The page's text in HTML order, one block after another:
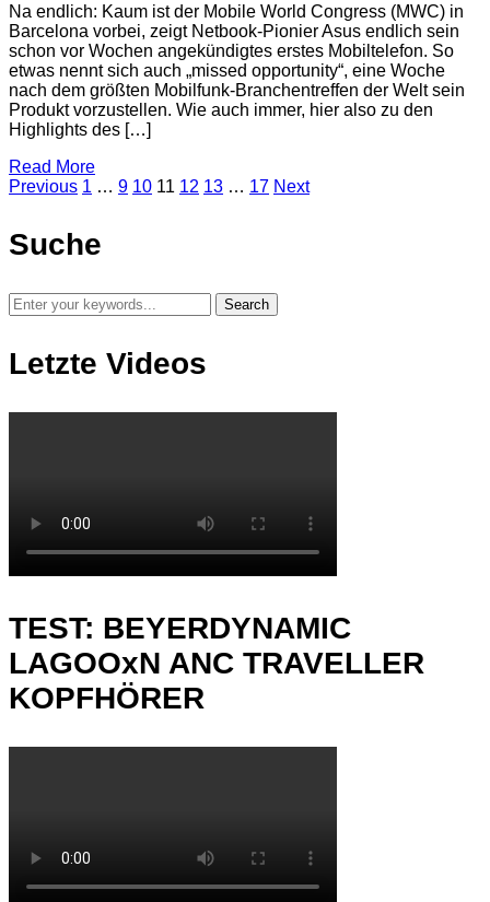
Na endlich: Kaum ist der Mobile World Congress (MWC) in
Barcelona vorbei, zeigt Netbook-Pionier Asus endlich sein
schon vor Wochen angekündigtes erstes Mobiltelefon. So
etwas nennt sich auch „missed opportunity“, eine Woche
nach dem größten Mobilfunk-Branchentreffen der Welt sein
Produkt vorzustellen. Wie auch immer, hier also zu den
Highlights des […]
Read More
Previous 1 … 9 10 11 12 13 … 17 Next
Suche
Letzte Videos
TEST: BEYERDYNAMIC
LAGOOxN ANC TRAVELLER
KOPFHÖRER